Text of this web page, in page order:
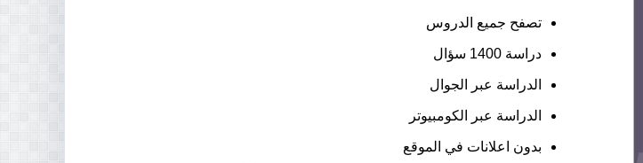
تصفح جميع الدروس
دراسة 1400 سؤال
الدراسة عبر الجوال
الدراسة عبر الكومبيوتر
بدون اعلانات في الموقع